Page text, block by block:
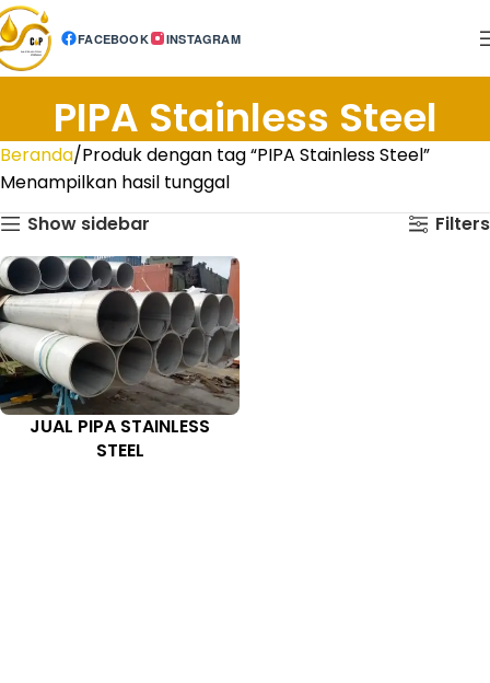
FACEBOOK INSTAGRAM
PIPA Stainless Steel
Beranda Produk dengan tag “PIPA Stainless Steel”
Menampilkan hasil tunggal
Show sidebar
Filters
JUAL PIPA STAINLESS
STEEL